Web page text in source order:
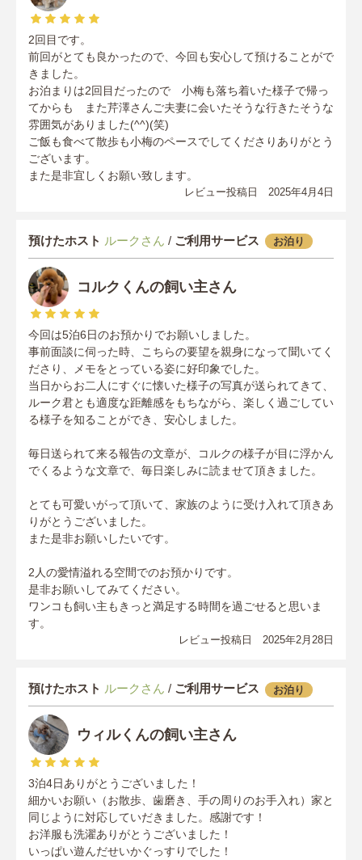
2回目です。
前回がとても良かったので、今回も安心して預けることがで
きました。
お泊まりは2回目だったので 小梅も落ち着いた様子で帰っ
てからも また芹澤さんご夫妻に会いたそうな行きたそうな
雰囲気がありました(^^)(笑)
ご飯も食べて散歩も小梅のペースでしてくださりありがとう
ございます。
また是非宜しくお願い致します。
レビュー投稿日 2025年4月4日
預けたホスト ルークさん / ご利用サービス お泊り
コルクくんの飼い主さん
今回は5泊6日のお預かりでお願いしました。
事前面談に伺った時、こちらの要望を親身になって聞いてく
ださり、メモをとっている姿に好印象でした。
当日からお二人にすぐに懐いた様子の写真が送られてきて、
ルーク君とも適度な距離感をもちながら、楽しく過ごしてい
る様子を知ることができ、安心しました。
毎日送られて来る報告の文章が、コルクの様子が目に浮かん
でくるような文章で、毎日楽しみに読ませて頂きました。
とても可愛いがって頂いて、家族のように受け入れて頂きあ
りがとうございました。
また是非お願いしたいです。
2人の愛情溢れる空間でのお預かりです。
是非お願いしてみてください。
ワンコも飼い主もきっと満足する時間を過ごせると思いま
す。
レビュー投稿日 2025年2月28日
預けたホスト ルークさん / ご利用サービス お泊り
ウィルくんの飼い主さん
3泊4日ありがとうございました！
細かいお願い（お散歩、歯磨き、手の周りのお手入れ）家と
同じように対応していだきました。感謝です！
お洋服も洗濯ありがとうございました！
いっぱい遊んだせいかぐっすりでした！